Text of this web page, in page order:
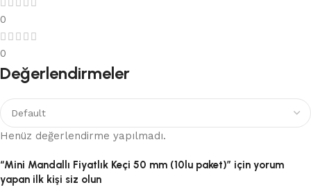
0
0
Değerlendirmeler
Henüz değerlendirme yapılmadı.
“Mini Mandallı Fiyatlık Keçi 50 mm (10lu paket)” için yorum
yapan ilk kişi siz olun